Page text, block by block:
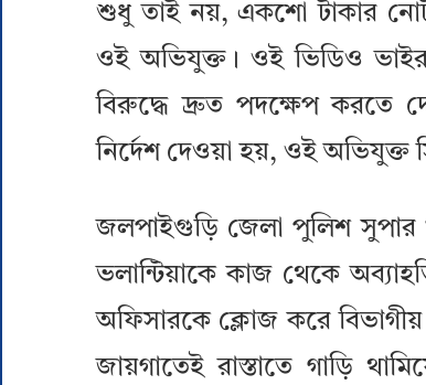
শুধু তাই নয়, একশো টাকার
ওই অভিযুক্ত। ওই ভিডিও
বিরুদ্ধে দ্রুত পদক্ষেপ করতে
নির্দেশ দেওয়া হয়, ওই অভিযুক্ত
জলপাইগুড়ি জেলা পুলিশ সুপার
ভলান্টিয়াকে কাজ থেকে
অফিসারকে ক্লোজ করে
জায়গাতেই রাস্তাতে গাড়ি